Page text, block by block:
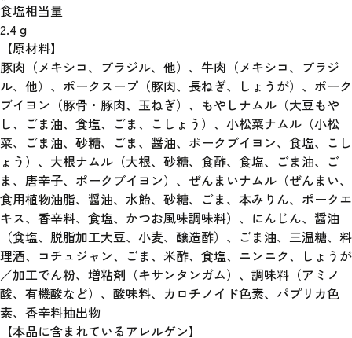
食塩相当量
2.4 g
【原材料】
豚肉（メキシコ、ブラジル、他）、牛肉（メキシコ、ブラジ
ル、他）、ポークスープ（豚肉、長ねぎ、しょうが）、ポーク
ブイヨン（豚骨・豚肉、玉ねぎ）、もやしナムル（大豆もや
し、ごま油、食塩、ごま、こしょう）、小松菜ナムル（小松
菜、ごま油、砂糖、ごま、醤油、ポークブイヨン、食塩、こし
ょう）、大根ナムル（大根、砂糖、食酢、食塩、ごま油、ご
ま、唐辛子、ポークブイヨン）、ぜんまいナムル（ぜんまい、
食用植物油脂、醤油、水飴、砂糖、ごま、本みりん、ポークエ
キス、香辛料、食塩、かつお風味調味料）、にんじん、醤油
（食塩、脱脂加工大豆、小麦、醸造酢）、ごま油、三温糖、料
理酒、コチュジャン、ごま、米酢、食塩、ニンニク、しょうが
／加工でん粉、増粘剤（キサンタンガム）、調味料（アミノ
酸、有機酸など）、酸味料、カロチノイド色素、パプリカ色
素、香辛料抽出物
【本品に含まれているアレルゲン】